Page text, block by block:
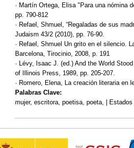
· Martín Ortega, Elisa "Para una nómina
pp. 790-812
· Refael, Shmuel, “Regaladas de sus
Judaism 43/2 (2010), pp. 76-90.
· Refael, Shmuel Un grito en el silencio.
Barcelona, Tirocinio, 2008, p. 191
· Lévy, Isaac J. (ed.) And the World
of Illinois Press, 1989, pp. 205-207.
· Romero, Elena, La creación literaria en
Palabras Clave:
mujer, escritora, poetisa, poeta, | Estados